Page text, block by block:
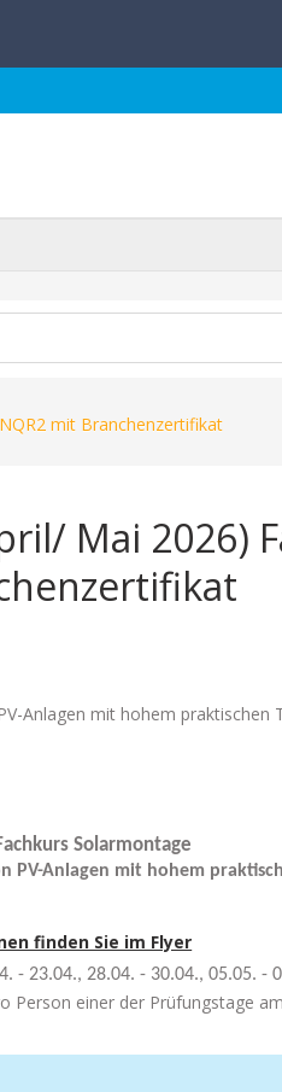
mit Branchenzertifikat
Mai 2026)
Anlagen mit hohem praktischen
Solarmontage
PV-Anlagen mit hohem
finden Sie im Flyer
- 23.04., 28.04. - 30.04., 05.05. -
Person einer der Prüfungstage